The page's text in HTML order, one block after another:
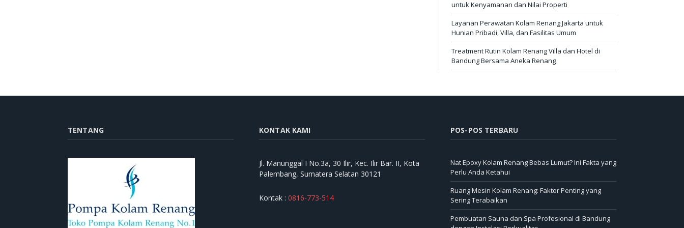
untuk Kenyamanan dan Nilai Properti
Layanan Perawatan Kolam Renang Jakarta untuk
Hunian Pribadi, Villa, dan Fasilitas Umum
Treatment Rutin Kolam Renang Villa dan Hotel di
Bandung Bersama Aneka Renang
TENTANG KONTAK KAMI
Jl. Manunggal I No.3a, 30 Ilir, Kec. Ilir Bar. II, Kota
Palembang, Sumatera Selatan 30121
Kontak : 0816-773-514
POS-POS TERBARU
Nat Epoxy Kolam Renang Bebas Lumut? Ini Fakta yang
Perlu Anda Ketahui
Ruang Mesin Kolam Renang: Faktor Penting yang
Sering Terabaikan
Pembuatan Sauna dan Spa Profesional di Bandung